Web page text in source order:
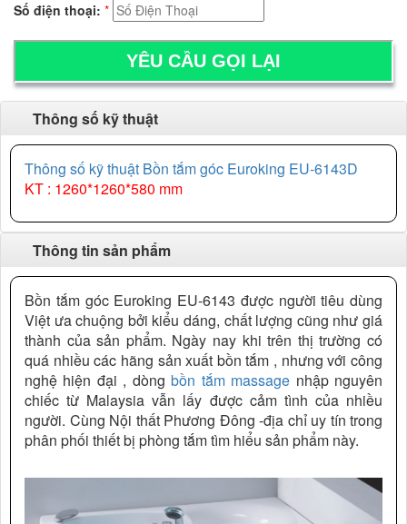
Số điện thoại: *
Thông số kỹ thuật
Thông số kỹ thuật Bồn tắm góc Euroking EU-6143D
KT : 1260*1260*580 mm
Thông tin sản phẩm
Bồn tắm góc Euroking EU-6143 được người tiêu dùng
Việt ưa chuộng bởi kiểu dáng, chất lượng cũng như giá
thành của sản phẩm. Ngày nay khi trên thị trường có
quá nhiều các hãng sản xuất bồn tắm , nhưng với công
nghệ hiện đại , dòng bồn tắm massage nhập nguyên
chiếc từ Malaysia vẫn lấy được cảm tình của nhiều
người. Cùng Nội thất Phương Đông -địa chỉ uy tín trong
phân phối thiết bị phòng tắm tìm hiểu sản phẩm này.